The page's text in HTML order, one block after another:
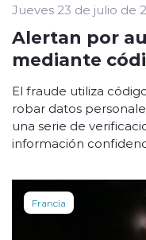
Jueves 23 de julio de
Alertan por
mediante
El fraude utiliza
robar datos
una serie de
información
Francia